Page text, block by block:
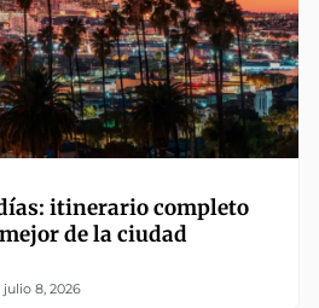
itinerario completo
de la ciudad
julio 8, 2026